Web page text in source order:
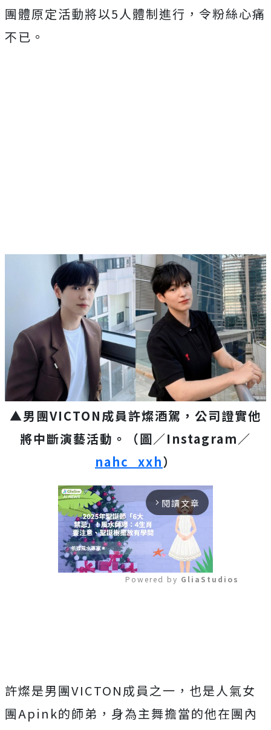
團體原定活動將以5人體制進行，令粉絲心痛
不已。
▲男團VICTON成員許燦酒駕，公司證實他
將中斷演藝活動。（圖／Instagram／
nahc_xxh）
arrow_forward_ios 閱讀文章
Powered by GliaStudios
許燦是男團VICTON成員之一，也是人氣女
團Apink的師弟，身為主舞擔當的他在團內